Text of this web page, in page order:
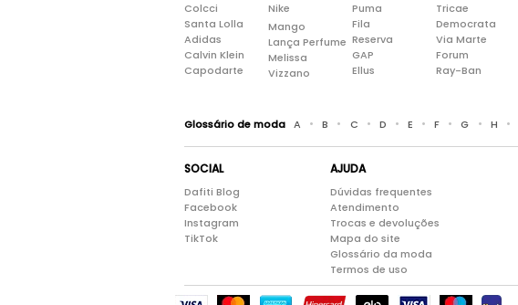
Colcci
Santa Lolla
Adidas
Calvin Klein
Capodarte
Nike
Mango
Lança Perfume
Melissa
Vizzano
Puma
Fila
Reserva
GAP
Ellus
Tricae
Democrata
Via Marte
Forum
Ray-Ban
Glossário de moda A • B • C • D • E • F • G • H •
SOCIAL
Dafiti Blog
Facebook
Instagram
TikTok
AJUDA
Dúvidas frequentes
Atendimento
Trocas e devoluções
Mapa do site
Glossário da moda
Termos de uso